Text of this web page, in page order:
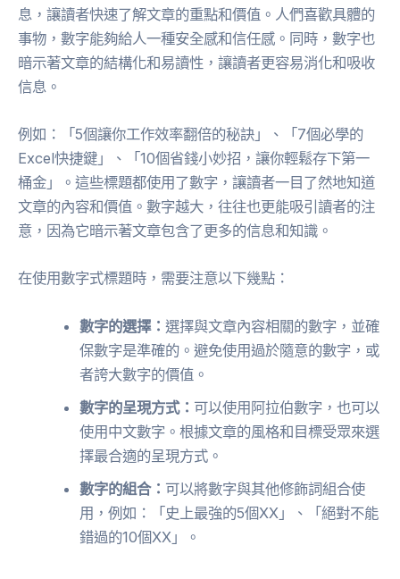
息，讓讀者快速了解文章的重點和價值。人們喜歡具體的
事物，數字能夠給人一種安全感和信任感。同時，數字也
暗示著文章的結構化和易讀性，讓讀者更容易消化和吸收
信息。
例如：「5個讓你工作效率翻倍的秘訣」、「7個必學的
Excel快捷鍵」、「10個省錢小妙招，讓你輕鬆存下第一
桶金」。這些標題都使用了數字，讓讀者一目了然地知道
文章的內容和價值。數字越大，往往也更能吸引讀者的注
意，因為它暗示著文章包含了更多的信息和知識。
在使用數字式標題時，需要注意以下幾點：
數字的選擇：選擇與文章內容相關的數字，並確
保數字是準確的。避免使用過於隨意的數字，或
者誇大數字的價值。
數字的呈現方式： 可以使用阿拉伯數字，也可以
使用中文數字。根據文章的風格和目標受眾來選
擇最合適的呈現方式。
數字的組合： 可以將數字與其他修飾詞組合使
用，例如：「史上最強的5個XX」、「絕對不能
錯過的10個XX」。